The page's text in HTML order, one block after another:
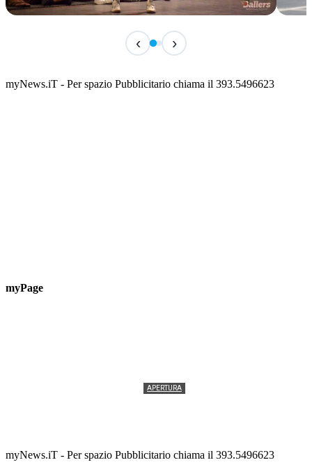
Classic Contest 3vs3 Memorial Michele
📅 6 Agosto 2026 · 09:00 · 📍 Lungomare C. Colombo
‹ ›
myNews.iT - Per spazio Pubblicitario chiama il 393.5496623
myPage
APERTURA
myNews.iT - Per spazio Pubblicitario chiama il 393.5496623